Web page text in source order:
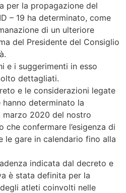
per la propagazione del
– 19 ha determinato, come
di un ulteriore
del Presidente del Consiglio
e i suggerimenti in esso
dettagliati.
e le considerazioni legate
determinato la
marzo 2020 del nostro
che confermare l’esigenza di
le gare in calendario fino alla
indicata dal decreto e
è stata definita per la
atleti coinvolti nelle